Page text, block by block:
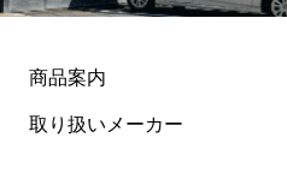
商品案内
取り扱いメーカー